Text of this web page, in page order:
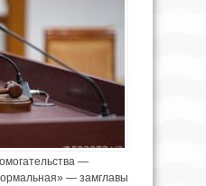
—
— замглавы